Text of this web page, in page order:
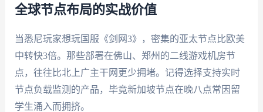
全球节点布局的实战价值
当悉尼玩家想玩国服《剑网3》，密集的亚太节点比欧美
中转快3倍。那些部署在佛山、郑州的二线游戏机房节
点，往往比北上广主干网更少拥堵。记得选择支持实时
节点负载监测的产品，毕竟新加坡节点在晚八点常因留
学生涌入而拥挤。